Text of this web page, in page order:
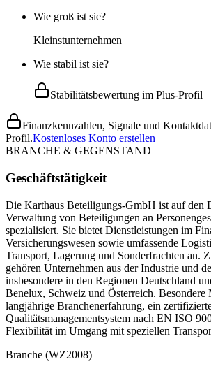
Wie groß ist sie?
Kleinstunternehmen
Wie stabil ist sie?
Stabilitätsbewertung im Plus-Profil
Finanzkennzahlen, Signale und
Profil.Kostenloses Konto erstellen
BRANCHE & GEGENSTAND
Geschäftstätigkeit
Die Karthaus Beteiligungs-GmbH ist auf den
Verwaltung von Beteiligungen an
spezialisiert. Sie bietet Dienstleistungen im
Versicherungswesen sowie umfassende
Transport, Lagerung und Sonderfrachten an.
gehören Unternehmen aus der Industrie und
insbesondere in den Regionen Deutschland
Benelux, Schweiz und Österreich. Besondere
langjährige Branchenerfahrung, ein
Qualitätsmanagementsystem nach EN ISO
Flexibilität im Umgang mit speziellen
Branche (WZ2008)